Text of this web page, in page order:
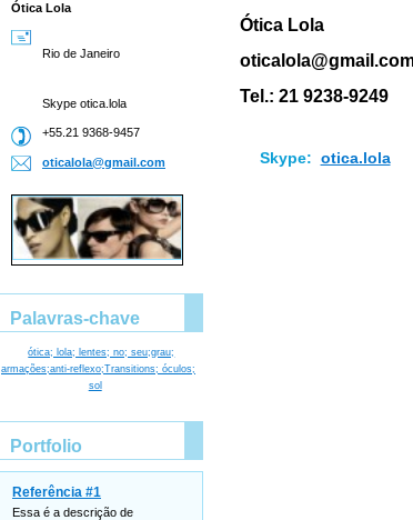
Ótica Lola
Tel.: 21 9238-9249
Skype: otica.lola
Ótica Lola
Rio de Janeiro
Skype otica.lola
+55.21 9368-9457
oticalola@gmail.com
Palavras-chave
ótica; lola; lentes; no; seu;grau;
armações;anti-reflexo;Transitions; óculos;
sol
Portfolio
Referência #1
Essa é a descrição de